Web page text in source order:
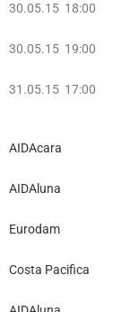
30.05.15 18:00
30.05.15 19:00
31.05.15 17:00
AIDAcara
AIDAluna
Eurodam
Costa Pacifica